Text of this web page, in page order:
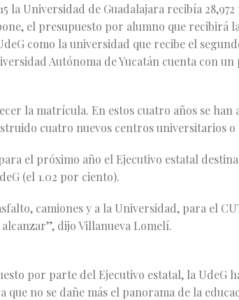
la Universidad de Guadalajara recibía
el presupuesto por alumno que recibirá
como la universidad que recibe el
Autónoma de Yucatán cuenta con un
la matrícula. En estos cuatro años se han
cuatro nuevos centros universitarios o
el próximo año el Ejecutivo estatal
(el 1.02 por ciento).
camiones y a la Universidad, para el
dijo Villanueva Lomelí.
por parte del Ejecutivo estatal, la UdeG
no se dañe más el panorama de la